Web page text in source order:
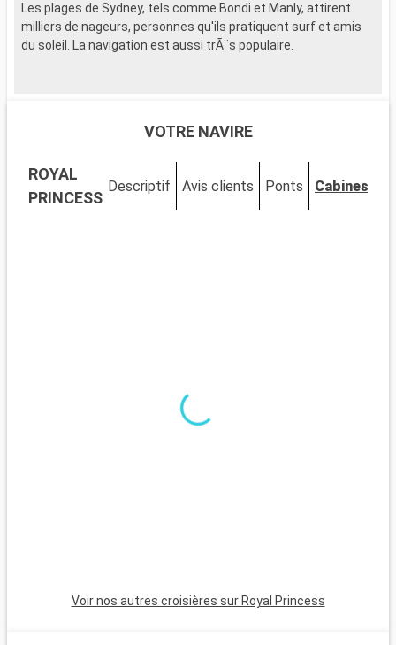
Les plages de Sydney, tels comme Bondi et Manly, attirent
milliers de nageurs, personnes qu'ils pratiquent surf et amis
du soleil. La navigation est aussi trÃ¨s populaire.
VOTRE NAVIRE
ROYAL
PRINCESS
Descriptif Avis clients Ponts Cabines
Voir nos autres croisières sur Royal Princess